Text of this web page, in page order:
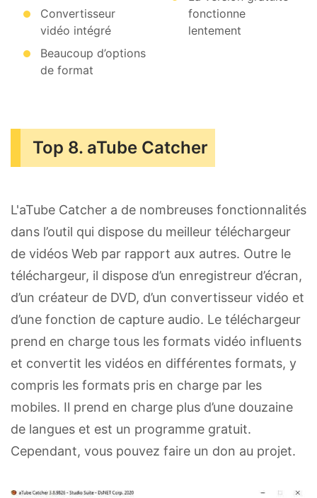
Convertisseur
vidéo intégré
Beaucoup d’options
de format
fonctionne
lentement
Top 8. aTube Catcher
L'aTube Catcher a de nombreuses fonctionnalités
dans l’outil qui dispose du meilleur téléchargeur
de vidéos Web par rapport aux autres. Outre le
téléchargeur, il dispose d’un enregistreur d’écran,
d’un créateur de DVD, d’un convertisseur vidéo et
d’une fonction de capture audio. Le téléchargeur
prend en charge tous les formats vidéo influents
et convertit les vidéos en différentes formats, y
compris les formats pris en charge par les
mobiles. Il prend en charge plus d’une douzaine
de langues et est un programme gratuit.
Cependant, vous pouvez faire un don au projet.